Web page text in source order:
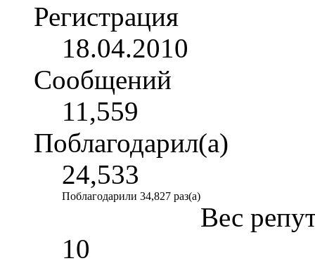
Регистрация
18.04.2010
Сообщений
11,559
Поблагодарил(а)
24,533
Поблагодарили 34,827 раз(а)
Вес
10